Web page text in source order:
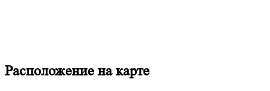
Расположение на карте